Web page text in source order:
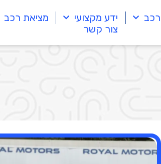
ידע מקצועי
מציאת רכב
צור קשר